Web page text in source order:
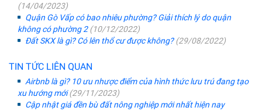
(14/04/2023)
Quận Gò Vấp có bao nhiêu phường? Giải thích lý do quận
không có phường 2(10/12/2022)
Đất SKX là gì? Có lên thổ cư được không?(29/08/2022)
TIN TỨC LIÊN QUAN
Airbnb là gì? 10 ưu nhược điểm của hình thức lưu trú đang tạo
xu hướng mới(29/11/2023)
Cập nhật giá đền bù đất nông nghiệp mới nhất hiện nay